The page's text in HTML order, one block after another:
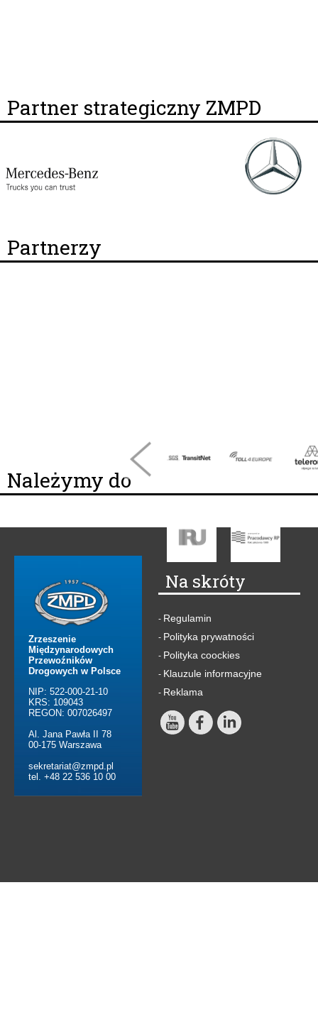
Partner strategiczny ZMPD
Partnerzy
Należymy do
Zrzeszenie
Międzynarodowych
Przewoźników
Drogowych w Polsce
NIP: 522-000-21-10
KRS: 109043
REGON: 007026497
Al. Jana Pawła II 78
00-175 Warszawa
sekretariat@zmpd.pl
tel. +48 22 536 10 00
Na skróty
- Regulamin
- Polityka prywatności
- Polityka coockies
- Klauzule informacyjne
- Reklama